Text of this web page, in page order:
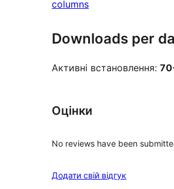
columns
Downloads per
Активні встановлення:
Оцінки
No reviews have been
Додати свій відгук